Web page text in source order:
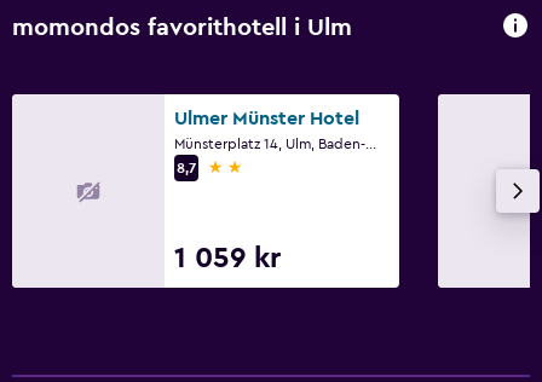
momondos favorithotell i Ulm
Ulmer Münster Hotel
8,7
2 stjärnor
1 059 kr